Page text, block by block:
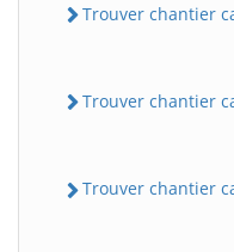
Trouver chantier
Trouver chantier
Trouver chantier